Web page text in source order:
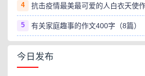
4 抗击疫情最美最可爱的人白衣天使
5 有关家庭趣事的作文400字（8篇）
今日发布